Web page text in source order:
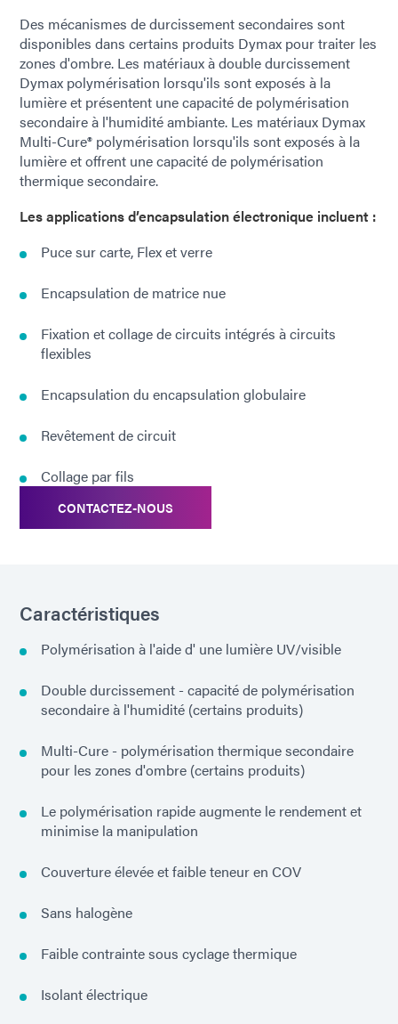
Des mécanismes de durcissement secondaires sont
disponibles dans certains produits Dymax pour traiter les
zones d'ombre. Les matériaux à double durcissement
Dymax polymérisation lorsqu'ils sont exposés à la
lumière et présentent une capacité de polymérisation
secondaire à l'humidité ambiante. Les matériaux Dymax
Multi-Cure® polymérisation lorsqu'ils sont exposés à la
lumière et offrent une capacité de polymérisation
thermique secondaire.
Les applications d’encapsulation électronique incluent :
Puce sur carte, Flex et verre
Encapsulation de matrice nue
Fixation et collage de circuits intégrés à circuits
flexibles
Encapsulation du encapsulation globulaire
Revêtement de circuit
Collage par fils
CONTACTEZ-NOUS
Caractéristiques
Polymérisation à l'aide d' une lumière UV/visible
Double durcissement - capacité de polymérisation
secondaire à l'humidité (certains produits)
Multi-Cure - polymérisation thermique secondaire
pour les zones d'ombre (certains produits)
Le polymérisation rapide augmente le rendement et
minimise la manipulation
Couverture élevée et faible teneur en COV
Sans halogène
Faible contrainte sous cyclage thermique
Isolant électrique